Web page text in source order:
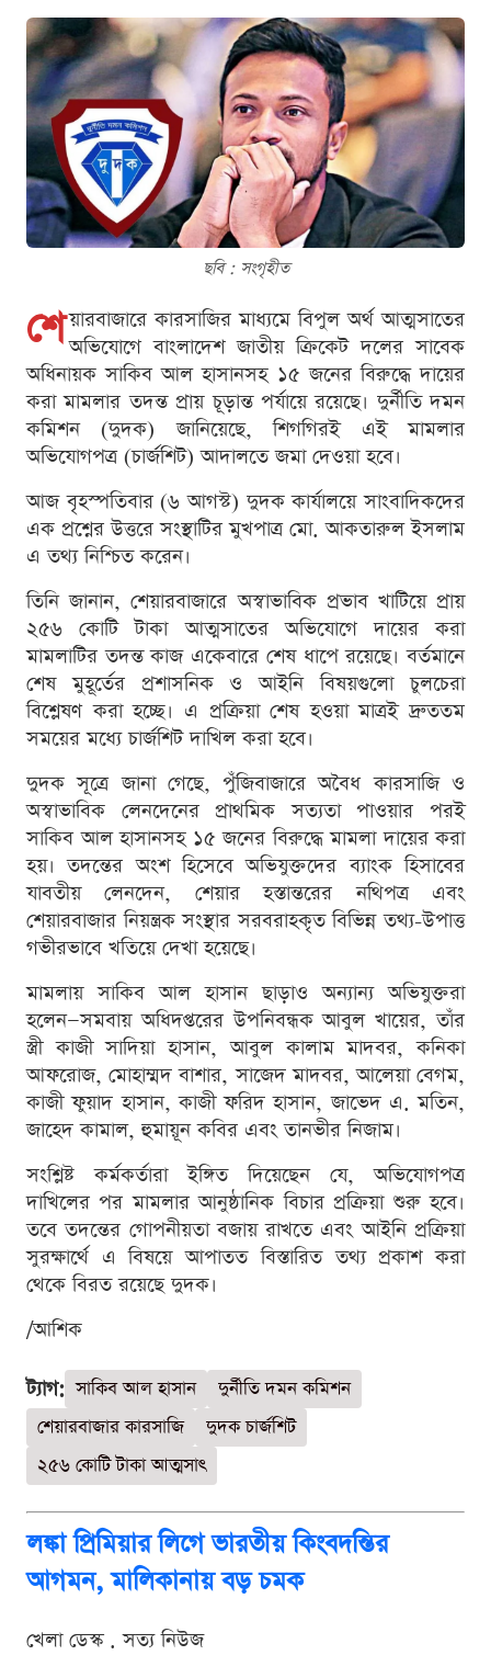
ছবি : সংগৃহীত
শে য়ারবাজারে কারসাজির মাধ্যমে বিপুল অর্থ আত্মসাতের
অভিযোগে বাংলাদেশ জাতীয় ক্রিকেট দলের সাবেক
অধিনায়ক সাকিব আল হাসানসহ ১৫ জনের বিরুদ্ধে দায়ের
করা মামলার তদন্ত প্রায় চূড়ান্ত পর্যায়ে রয়েছে। দুর্নীতি দমন
কমিশন (দুদক) জানিয়েছে, শিগগিরই এই মামলার
অভিযোগপত্র (চার্জশিট) আদালতে জমা দেওয়া হবে।
আজ বৃহস্পতিবার (৬ আগস্ট) দুদক কার্যালয়ে সাংবাদিকদের
এক প্রশ্নের উত্তরে সংস্থাটির মুখপাত্র মো. আকতারুল ইসলাম
এ তথ্য নিশ্চিত করেন।
তিনি জানান, শেয়ারবাজারে অস্বাভাবিক প্রভাব খাটিয়ে প্রায়
২৫৬ কোটি টাকা আত্মসাতের অভিযোগে দায়ের করা
মামলাটির তদন্ত কাজ একেবারে শেষ ধাপে রয়েছে। বর্তমানে
শেষ মুহূর্তের প্রশাসনিক ও আইনি বিষয়গুলো চুলচেরা
বিশ্লেষণ করা হচ্ছে। এ প্রক্রিয়া শেষ হওয়া মাত্রই দ্রুততম
সময়ের মধ্যে চার্জশিট দাখিল করা হবে।
দুদক সূত্রে জানা গেছে, পুঁজিবাজারে অবৈধ কারসাজি ও
অস্বাভাবিক লেনদেনের প্রাথমিক সত্যতা পাওয়ার পরই
সাকিব আল হাসানসহ ১৫ জনের বিরুদ্ধে মামলা দায়ের করা
হয়। তদন্তের অংশ হিসেবে অভিযুক্তদের ব্যাংক হিসাবের
যাবতীয় লেনদেন, শেয়ার হস্তান্তরের নথিপত্র এবং
শেয়ারবাজার নিয়ন্ত্রক সংস্থার সরবরাহকৃত বিভিন্ন তথ্য-উপাত্ত
গভীরভাবে খতিয়ে দেখা হয়েছে।
মামলায় সাকিব আল হাসান ছাড়াও অন্যান্য অভিযুক্তরা
হলেন—সমবায় অধিদপ্তরের উপনিবন্ধক আবুল খায়ের, তাঁর
স্ত্রী কাজী সাদিয়া হাসান, আবুল কালাম মাদবর, কনিকা
আফরোজ, মোহাম্মদ বাশার, সাজেদ মাদবর, আলেয়া বেগম,
কাজী ফুয়াদ হাসান, কাজী ফরিদ হাসান, জাভেদ এ. মতিন,
জাহেদ কামাল, হুমায়ূন কবির এবং তানভীর নিজাম।
সংশ্লিষ্ট কর্মকর্তারা ইঙ্গিত দিয়েছেন যে, অভিযোগপত্র
দাখিলের পর মামলার আনুষ্ঠানিক বিচার প্রক্রিয়া শুরু হবে।
তবে তদন্তের গোপনীয়তা বজায় রাখতে এবং আইনি প্রক্রিয়া
সুরক্ষার্থে এ বিষয়ে আপাতত বিস্তারিত তথ্য প্রকাশ করা
থেকে বিরত রয়েছে দুদক।
/আশিক
ট্যাগ: সাকিব আল হাসান
দুর্নীতি দমন কমিশন
শেয়ারবাজার কারসাজি
দুদক চার্জশিট
২৫৬ কোটি টাকা আত্মসাৎ
লঙ্কা প্রিমিয়ার লিগে ভারতীয় কিংবদন্তির
আগমন, মালিকানায় বড় চমক
খেলা ডেস্ক . সত্য নিউজ